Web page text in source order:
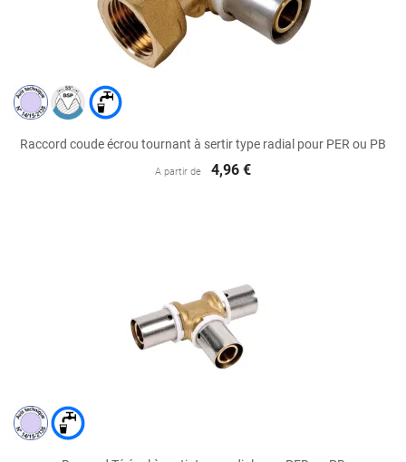
Raccord coude écrou tournant à sertir type radial pour PER ou PB
A partir de 4,96 €